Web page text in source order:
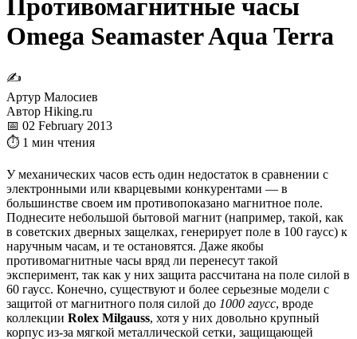
Противомагнитные часы
Omega Seamaster Aqua Terra
✍
Артур Малосиев
Автор Hiking.ru
📅 02 February 2013
⏱ 1 мин чтения
У механических часов есть один недостаток в сравнении с
электронными или кварцевыми конкурентами — в
большинстве своем им противопоказано магнитное поле.
Поднесите небольшой бытовой магнит (например, такой, как
в советских дверных защелках, генерирует поле в 100 гаусс) к
наручным часам, и те остановятся. Даже якобы
противомагнитные часы вряд ли перенесут такой
эксперимент, так как у них защита рассчитана на поле силой в
60 гаусс. Конечно, существуют и более серьезные модели с
защитой от магнитного поля силой до 1000 гаусс, вроде
коллекции Rolex Milgauss, хотя у них довольно крупный
корпус из-за мягкой металлической сетки, защищающей